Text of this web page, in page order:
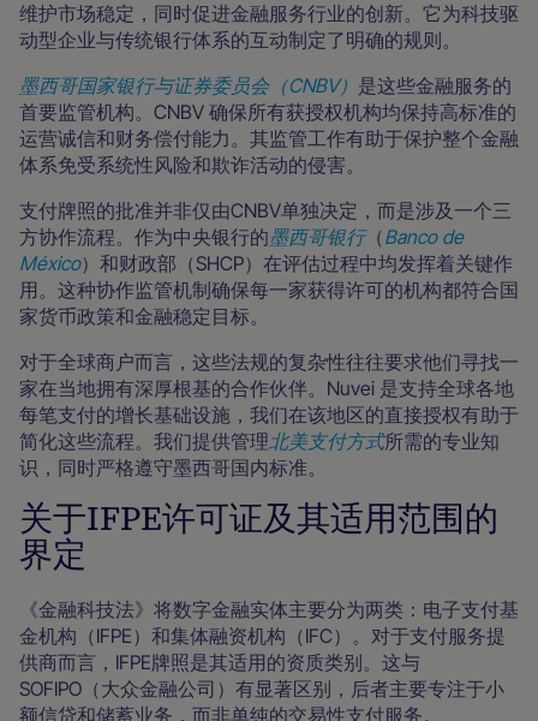
维护市场稳定，同时促进金融服务行业的创新。它为科技驱
动型企业与传统银行体系的互动制定了明确的规则。
墨西哥国家银行与证券委员会（CNBV） 是这些金融服务的
首要监管机构。CNBV 确保所有获授权机构均保持高标准的
运营诚信和财务偿付能力。其监管工作有助于保护整个金融
体系免受系统性风险和欺诈活动的侵害。
支付牌照的批准并非仅由CNBV单独决定，而是涉及一个三
方协作流程。作为中央银行的墨西哥银行（Banco de
México）和财政部（SHCP）在评估过程中均发挥着关键作
用。这种协作监管机制确保每一家获得许可的机构都符合国
家货币政策和金融稳定目标。
对于全球商户而言，这些法规的复杂性往往要求他们寻找一
家在当地拥有深厚根基的合作伙伴。Nuvei 是支持全球各地
每笔支付的增长基础设施，我们在该地区的直接授权有助于
简化这些流程。我们提供管理北美支付方式所需的专业知
识，同时严格遵守墨西哥国内标准。
关于IFPE许可证及其适用范围的
界定
《金融科技法》将数字金融实体主要分为两类：电子支付基
金机构（IFPE）和集体融资机构（IFC）。对于支付服务提
供商而言，IFPE牌照是其适用的资质类别。这与
SOFIPO（大众金融公司）有显著区别，后者主要专注于小
额信贷和储蓄业务，而非单纯的交易性支付服务。